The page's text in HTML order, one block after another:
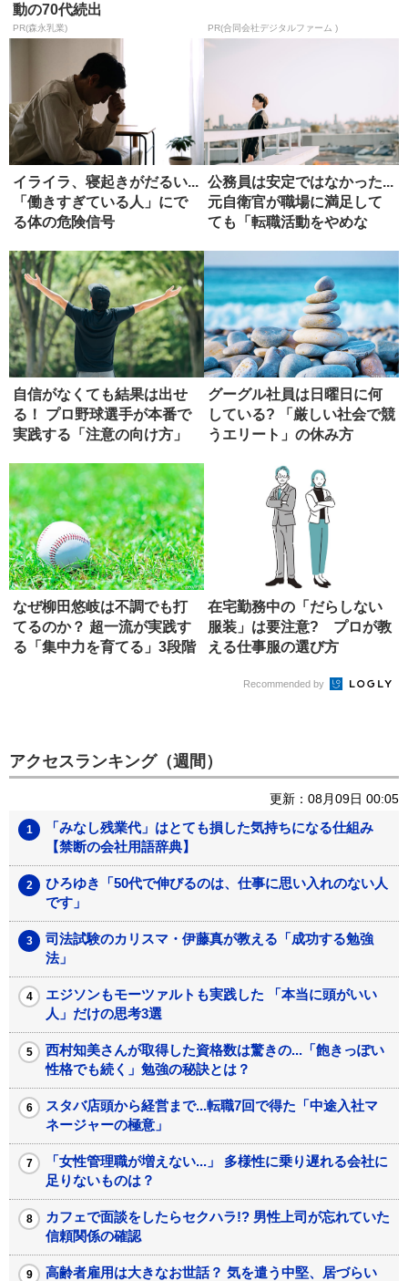
動の70代続出
PR(森永乳業) PR(合同会社デジタルファーム )
イライラ、寝起きがだるい...
「働きすぎている人」にで
る体の危険信号
公務員は安定ではなかった...
元自衛官が職場に満足して
ても「転職活動をやめな
自信がなくても結果は出せ
る！ プロ野球選手が本番で
実践する「注意の向け方」
グーグル社員は日曜日に何
している? 「厳しい社会で競
うエリート」の休み方
なぜ柳田悠岐は不調でも打
てるのか？ 超一流が実践す
る「集中力を育てる」3段階
在宅勤務中の「だらしない
服装」は要注意? プロが教
える仕事服の選び方
Recommended by
アクセスランキング（週間）
更新：08月09日 00:05
「みなし残業代」はとても損した気持ちになる仕組み
【禁断の会社用語辞典】
ひろゆき「50代で伸びるのは、仕事に思い入れのない人
です」
司法試験のカリスマ・伊藤真が教える「成功する勉強
法」
エジソンもモーツァルトも実践した 「本当に頭がいい
人」だけの思考3選
西村知美さんが取得した資格数は驚きの...「飽きっぽい
性格でも続く」勉強の秘訣とは？
スタバ店頭から経営まで...転職7回で得た「中途入社マ
ネージャーの極意」
「女性管理職が増えない...」 多様性に乗り遅れる会社に
足りないものは？
カフェで面談をしたらセクハラ!? 男性上司が忘れていた
信頼関係の確認
高齢者雇用は大きなお世話？ 気を遣う中堅、居づらい